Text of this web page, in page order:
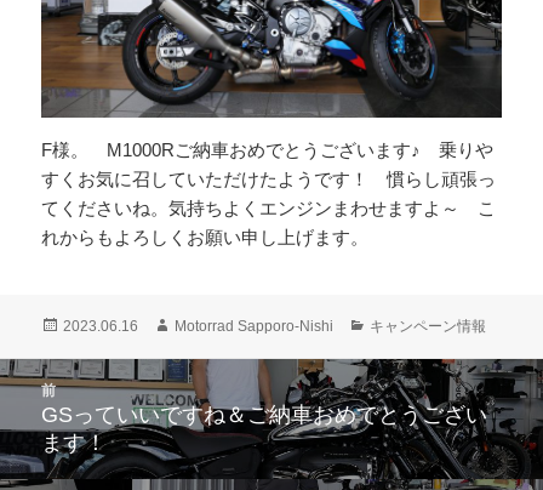
F様。 M1000Rご納車おめでとうございます♪ 乗りや
すくお気に召していただけたようです！ 慣らし頑張っ
てくださいね。気持ちよくエンジンまわせますよ～ こ
れからもよろしくお願い申し上げます。
投
日:
2023.06.16
作
者
Motorrad Sapporo-Nishi
カ
ゴ
リ
ー
キャンペーン情報
投
ナ
ビ
前
前
の
投
GSっていいですね＆ご納車おめでとうござい
ます！